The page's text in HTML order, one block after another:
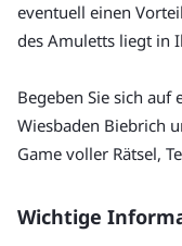
eventuell einen
des Amuletts liegt in
Begeben Sie sich auf
Wiesbaden Biebrich
Game voller Rätsel,
Wichtige